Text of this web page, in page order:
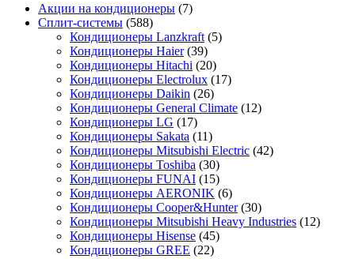
Акции на кондиционеры (7)
Сплит-системы (588)
Кондиционеры Lanzkraft (5)
Кондиционеры Haier (39)
Кондиционеры Hitachi (20)
Кондиционеры Electrolux (17)
Кондиционеры Daikin (26)
Кондиционеры General Climate (12)
Кондиционеры LG (17)
Кондиционеры Sakata (11)
Кондиционеры Mitsubishi Electric (42)
Кондиционеры Toshiba (30)
Кондиционеры FUNAI (15)
Кондиционеры AERONIK (6)
Кондиционеры Cooper&Hunter (30)
Кондиционеры Mitsubishi Heavy Industries (12)
Кондиционеры Hisense (45)
Кондиционеры GREE (22)